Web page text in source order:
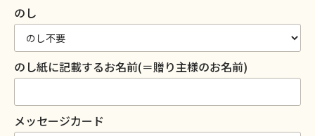
のし
のし紙に記載するお名前(＝贈り主様のお名前)
メッセージカード